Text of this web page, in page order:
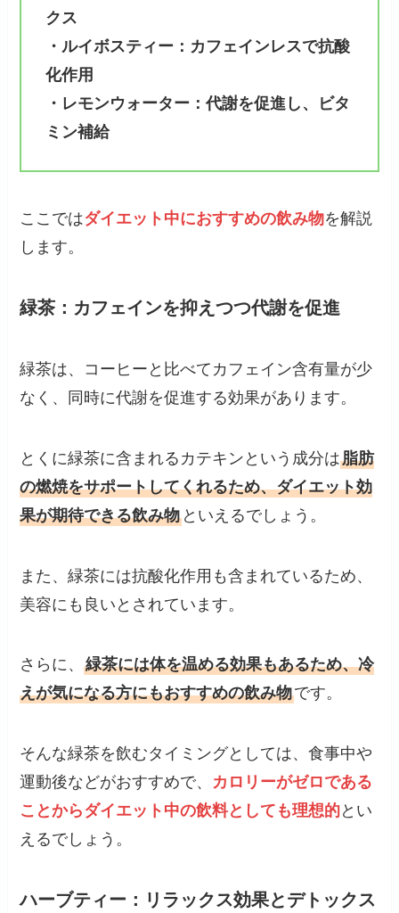
クス
・ルイボスティー：カフェインレスで抗酸
化作用
・レモンウォーター：代謝を促進し、ビタ
ミン補給
ここではダイエット中におすすめの飲み物を解説
します。
緑茶：カフェインを抑えつつ代謝を促進
緑茶は、コーヒーと比べてカフェイン含有量が少
なく、同時に代謝を促進する効果があります。
とくに緑茶に含まれるカテキンという成分は脂肪
の燃焼をサポートしてくれるため、ダイエット効
果が期待できる飲み物 といえるでしょう。
また、緑茶には抗酸化作用も含まれているため、
美容にも良いとされています。
さらに、緑茶には体を温める効果もあるため、冷
えが気になる方にもおすすめの飲み物です。
そんな緑茶を飲むタイミングとしては、食事中や
運動後などがおすすめで、 カロリーがゼロである
ことからダイエット中の飲料としても理想的とい
えるでしょう。
ハーブティー：リラックス効果とデトックス